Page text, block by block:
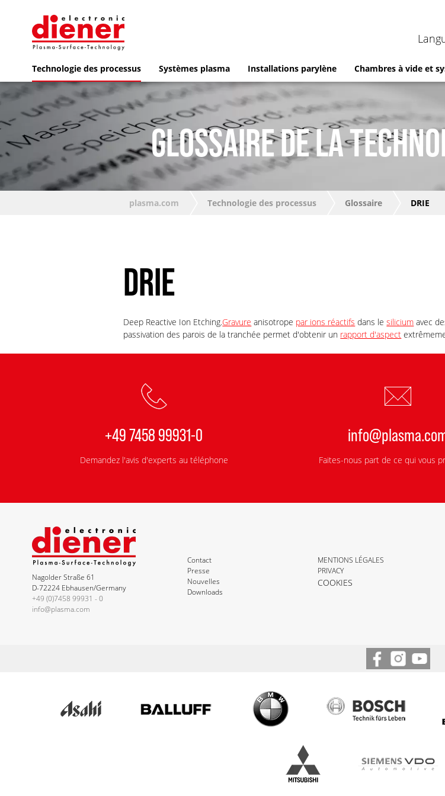
Technologie des processus Systèmes plasma Installations parylène Chambres à vide et
GLOSSAIRE DE LA
plasma.com Technologie des processus Glossaire DRIE
DRIE
Deep Reactive Ion Etching.Gravure anisotrope par ions réactifs dans lesilicium avec
passivation des parois de la tranchée permet d'obtenir un rapport d'aspect
+49 7458 99931-0
Demandez l'avis d'experts au téléphone Faites-nous part de ce qui vous
Nagolder Straße 61
D-72224 Ebhausen/Germany
+49 (0)7458 99931 - 0
info@plasma.com
Contact
Presse
Nouvelles
Downloads
MENTIONS LÉGALES
PRIVACY
COOKIES